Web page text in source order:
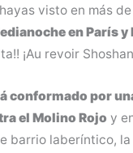
visto en más
en París
¡Au revoir
conformado por
el Molino Rojo y
barrio laberíntico,